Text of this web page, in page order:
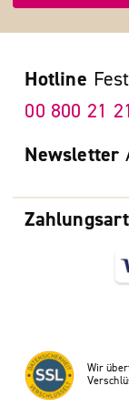
Wir
Hotline
00 800 21
Newsletter